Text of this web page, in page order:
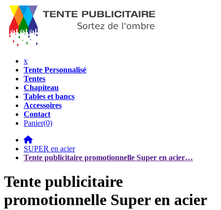
x
Tente Personnalisé
Tentes
Chapiteau
Tables et bancs
Accessoires
Contact
Panier(0)
SUPER en acier
Tente publicitaire promotionnelle Super en acier…
Tente publicitaire
promotionnelle Super en acier